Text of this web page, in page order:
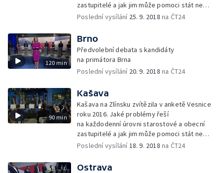
zastupitelé a jak jim může pomoci stát nebo
kraj?
Poslední vysílání 25. 9. 2018 na ČT24
120 min
Brno
Předvolební debata s kandidáty
na primátora Brna
Poslední vysílání 20. 9. 2018 na ČT24
90 min
Kašava
Kašava na Zlínsku zvítězila v anketě Vesnice
roku 2016. Jaké problémy řeší
na každodenní úrovni starostové a obecní
zastupitelé a jak jim může pomoci stát nebo
kraj?
Poslední vysílání18. 9. 2018 na ČT24
Ostrava